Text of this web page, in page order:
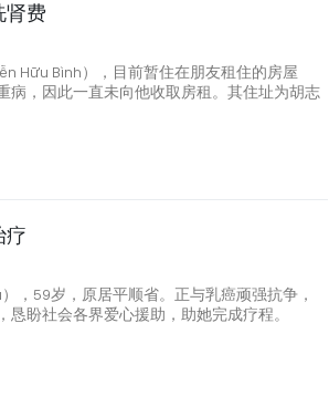
肾费
Hữu Bình），目前暂住在朋友租住的房屋
病，因此一直未向他收取房租。其住址为胡志
疗
，59岁，原居平顺省。正与乳癌顽强抗争，
盼社会各界爱心援助，助她完成疗程。